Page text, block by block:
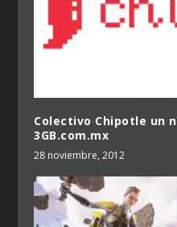
Colectivo Chipotle un
3GB.com.mx
28 noviembre, 2012